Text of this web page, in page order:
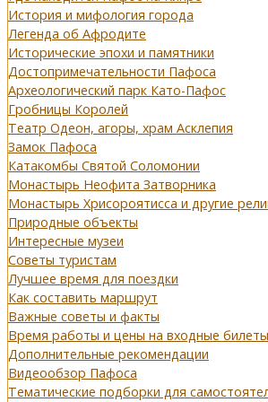
История и мифология города
Легенда об Афродите
Исторические эпохи и памятники
Достопримечательности Пафоса
Археологический парк Като-Пафос
Гробницы Королей
Театр Одеон, агоры, храм Асклепия
Замок Пафоса
Катакомбы Святой Соломонии
Монастырь Неофита Затворника
Монастырь Хрисороятисса и другие
Природные объекты
Интересные музеи
Советы туристам
Лучшее время для поездки
Как составить маршрут
Важные советы и факты
Время работы и цены на входные билеты
Дополнительные рекомендации
Видеообзор Пафоса
Тематические подборки для